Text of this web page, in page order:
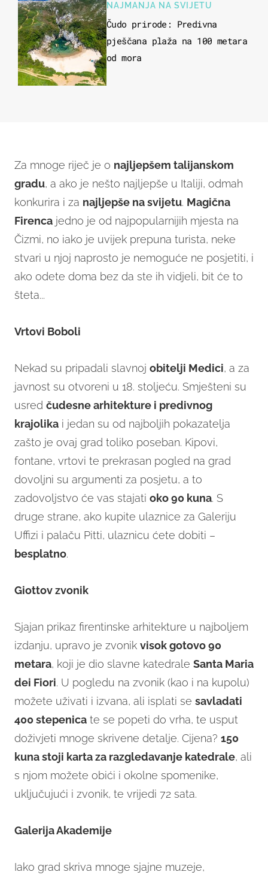
NAJMANJA NA SVIJETU
Čudo prirode: Predivna
pješčana plaža na 100 metara
od mora
Za mnoge riječ je o najljepšem talijanskom
gradu, a ako je nešto najljepše u Italiji, odmah
konkurira i za najljepše na svijetu. Magična
Firenca jedno je od najpopularnijih mjesta na
Čizmi, no iako je uvijek prepuna turista, neke
stvari u njoj naprosto je nemoguće ne posjetiti, i
ako odete doma bez da ste ih vidjeli, bit će to
šteta...
Vrtovi Boboli
Nekad su pripadali slavnoj obitelji Medici, a za
javnost su otvoreni u 18. stoljeću. Smješteni su
usred čudesne arhitekture i predivnog
krajolika i jedan su od najboljih pokazatelja
zašto je ovaj grad toliko poseban. Kipovi,
fontane, vrtovi te prekrasan pogled na grad
dovoljni su argumenti za posjetu, a to
zadovoljstvo će vas stajati oko 90 kuna. S
druge strane, ako kupite ulaznice za Galeriju
Uffizi i palaču Pitti, ulaznicu ćete dobiti –
besplatno.
Giottov zvonik
Sjajan prikaz firentinske arhitekture u najboljem
izdanju, upravo je zvonik visok gotovo 90
metara, koji je dio slavne katedrale Santa Maria
dei Fiori. U pogledu na zvonik (kao i na kupolu)
možete uživati i izvana, ali isplati se savladati
400 stepenica te se popeti do vrha, te usput
doživjeti mnoge skrivene detalje. Cijena? 150
kuna stoji karta za razgledavanje katedrale, ali
s njom možete obići i okolne spomenike,
uključujući i zvonik, te vrijedi 72 sata.
Galerija Akademije
Iako grad skriva mnoge sjajne muzeje,